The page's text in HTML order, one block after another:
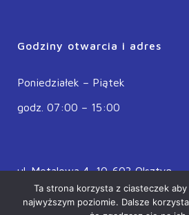
Godziny otwarcia i adres
Poniedziałek – Piątek
godz. 07:00 – 15:00
ul. Metalowa 4, 10-603 Olsztyn
POLSKA
Ta strona korzysta z ciasteczek aby
najwyższym poziomie. Dalsze